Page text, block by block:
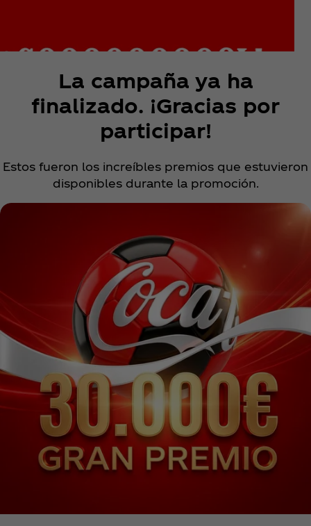
La campaña ya ha
finalizado. ¡Gracias por
participar!
Estos fueron los increíbles premios que estuvieron
disponibles durante la promoción.